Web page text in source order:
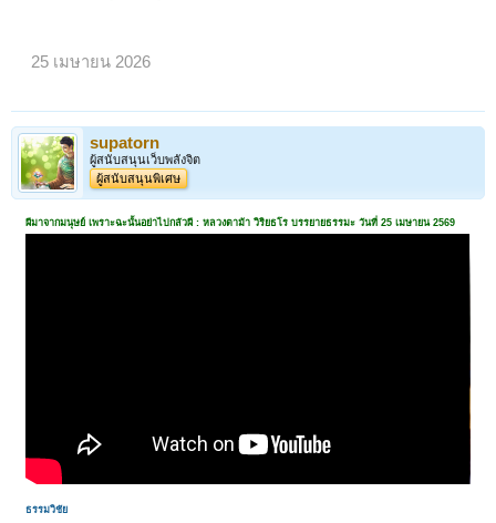
25 เมษายน 2026
supatorn
ผู้สนับสนุนเว็บพลังจิต
ผู้สนับสนุนพิเศษ
ผีมาจากมนุษย์ เพราะฉะนั้นอย่าไปกลัวผี : หลวงตาม้า วิริยธโร บรรยายธรรมะ วันที่ 25 เมษายน 2569
ธรรมวิชัย